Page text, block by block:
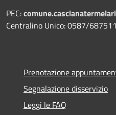
PEC:
Centralino Unico: 0587/687511
Prenotazione
Segnalazione disservizio
Leggi le FAQ